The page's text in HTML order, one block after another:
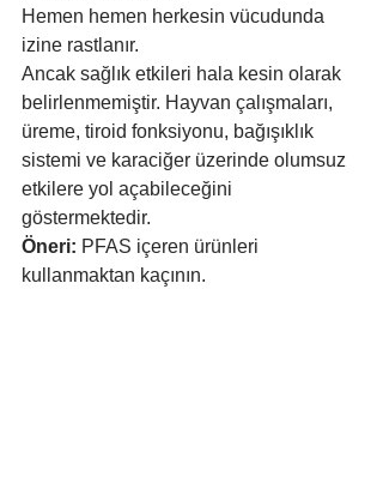
Hemen hemen herkesin vücudunda
izine rastlanır.
Ancak sağlık etkileri hala kesin olarak
belirlenmemiştir. Hayvan çalışmaları,
üreme, tiroid fonksiyonu, bağışıklık
sistemi ve karaciğer üzerinde olumsuz
etkilere yol açabileceğini
göstermektedir.
Öneri: PFAS içeren ürünleri
kullanmaktan kaçının.